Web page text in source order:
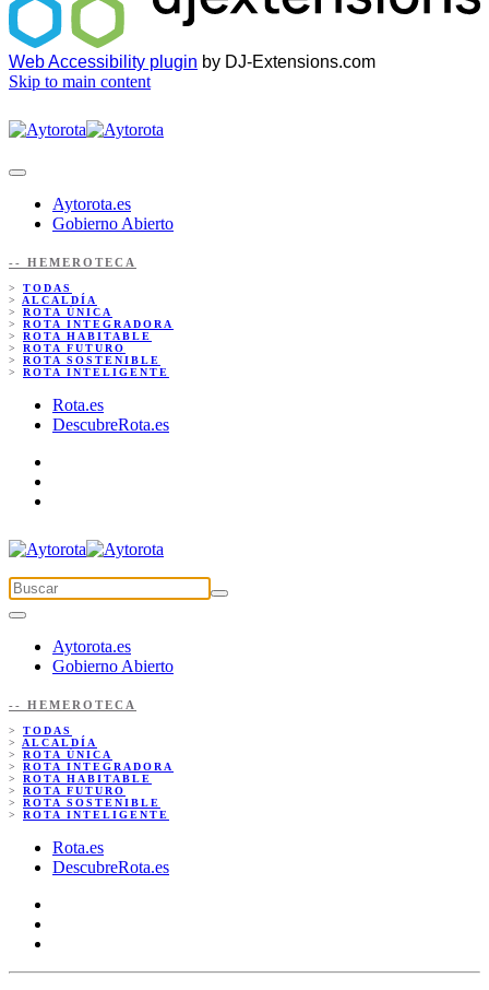
Web Accessibility plugin by DJ-Extensions.com
Skip to main content
Aytorota.es
Gobierno Abierto
-- HEMEROTECA
> TODAS
> ALCALDÍA
> ROTA ÚNICA
> ROTA INTEGRADORA
> ROTA HABITABLE
> ROTA FUTURO
> ROTA SOSTENIBLE
> ROTA INTELIGENTE
Rota.es
DescubreRota.es
Aytorota.es
Gobierno Abierto
-- HEMEROTECA
> TODAS
> ALCALDÍA
> ROTA ÚNICA
> ROTA INTEGRADORA
> ROTA HABITABLE
> ROTA FUTURO
> ROTA SOSTENIBLE
> ROTA INTELIGENTE
Rota.es
DescubreRota.es